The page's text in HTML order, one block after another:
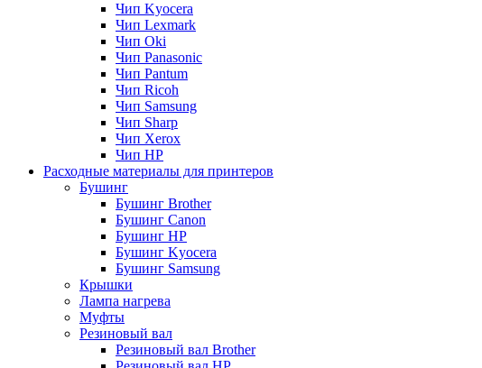
Чип Kyocera
Чип Lexmark
Чип Oki
Чип Panasonic
Чип Pantum
Чип Ricoh
Чип Samsung
Чип Sharp
Чип Xerox
Чип НР
Расходные материалы для принтеров
Бушинг
Бушинг Brother
Бушинг Canon
Бушинг HP
Бушинг Kyocera
Бушинг Samsung
Крышки
Лампа нагрева
Муфты
Резиновый вал
Резиновый вал Brother